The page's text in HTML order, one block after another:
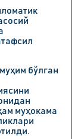
бўлган
муҳокама